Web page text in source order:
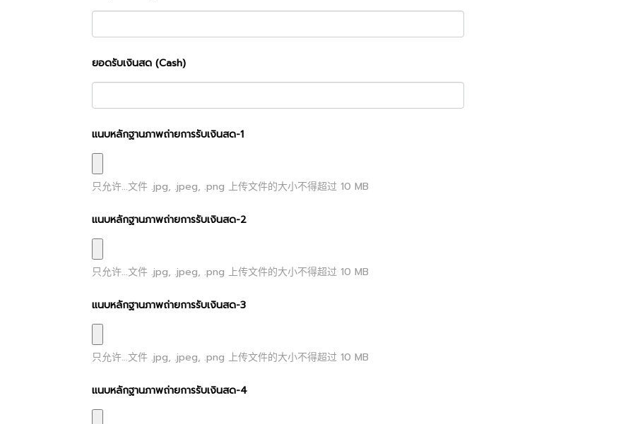
ยอดรับเงินสด (Cash)
แนบหลักฐานภาพถ่ายการรับเงินสด-1
只允许...文件 .jpg, .jpeg, .png 上传文件的大小不得超过 10 MB
แนบหลักฐานภาพถ่ายการรับเงินสด-2
只允许...文件 .jpg, .jpeg, .png 上传文件的大小不得超过 10 MB
แนบหลักฐานภาพถ่ายการรับเงินสด-3
只允许...文件 .jpg, .jpeg, .png 上传文件的大小不得超过 10 MB
แนบหลักฐานภาพถ่ายการรับเงินสด-4